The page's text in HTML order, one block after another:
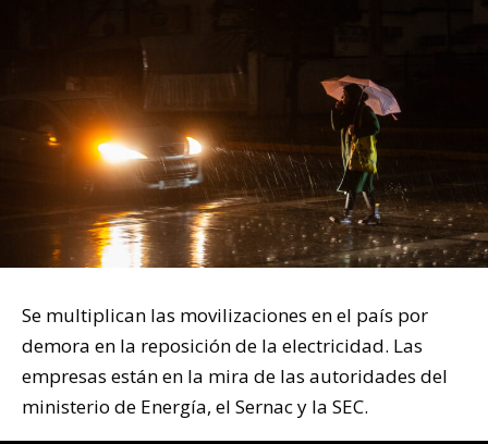
Se multiplican las movilizaciones en el país por
demora en la reposición de la electricidad. Las
empresas están en la mira de las autoridades del
ministerio de Energía, el Sernac y la SEC.